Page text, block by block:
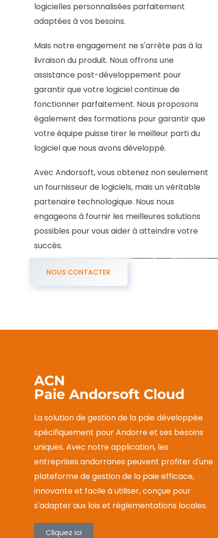
logicielles personnalisées parfaitement
adaptées à vos besoins.
Mais notre engagement ne s'arrête pas à la
livraison du produit. Nous offrons une
assistance post-développement pour
garantir que votre logiciel continue de
fonctionner parfaitement. Nous proposons
également des formations pour garantir que
votre équipe puisse tirer le meilleur parti du
logiciel que nous avons développé.
Avec Andorsoft, vous obtenez non seulement
un fournisseur de logiciels, mais un véritable
partenaire technologique. Nous nous
engageons à fournir les meilleures solutions
possibles pour vous aider à atteindre votre
succès.
NOUS CONTACTER
ACN
Paie Andorsoft Cloud
La solution de gestion de la paie développée
spécifiquement pour Andorre et ses besoins
uniques. Avec notre application, les
entreprises andorranes peuvent profiter d'une
plateforme de gestion de la paie efficace,
innovante et facile à utiliser, conçue pour
s'adapter aux lois et réglementations locales.
Cliquez ici